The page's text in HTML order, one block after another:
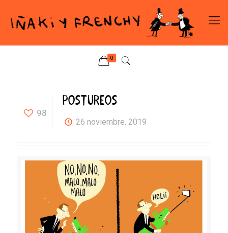
0
98
POSTUREOS
26 noviembre, 2019